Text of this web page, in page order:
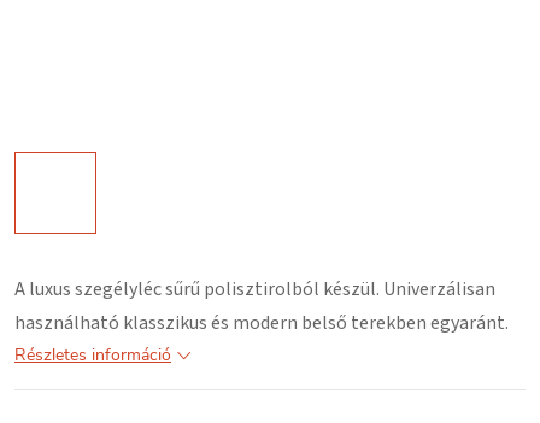
A luxus szegélylécsűrű polisztirolból készül. Univerzálisan
használható klasszikus és modern belső terekben egyaránt.
Részletes információ